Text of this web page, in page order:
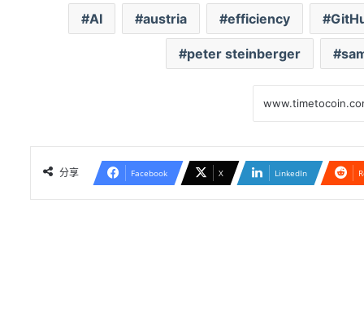
AI austria efficiency
peter steinberger
分享 Facebook X LinkedIn